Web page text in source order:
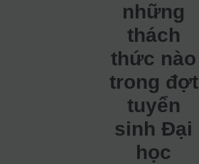
những
thách
thức nào
trong đợt
tuyển
sinh Đại
học